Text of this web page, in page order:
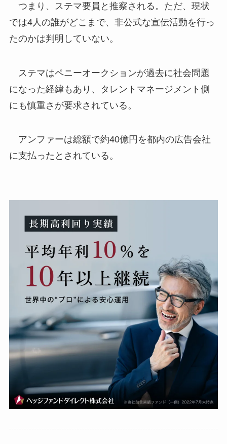
つまり、ステマ要員と推察される。ただ、現状
では4人の誰がどこまで、非公式な宣伝活動を行っ
たのかは判明していない。
ステマはペニーオークションが過去に社会問題
になった経緯もあり、タレントマネージメント側
にも慎重さが要求されている。
アンファーは総額で約40億円を都内の広告会社
に支払ったとされている。